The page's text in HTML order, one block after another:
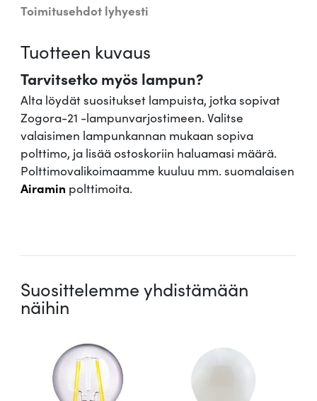
-
1
m
ä
ä
r
ä
Toimitusehdot lyhyesti
Tuotteen kuvaus
Tarvitsetko myös lampun?
Alta löydät suositukset lampuista, jotka sopivat
Zogora-21 -lampunvarjostimeen. Valitse
valaisimen lampunkannan mukaan sopiva
polttimo, ja lisää ostoskoriin haluamasi määrä.
Polttimovalikoimaamme kuuluu mm. suomalaisen
Airamin polttimoita.
Suosittelemme yhdistämään
näihin